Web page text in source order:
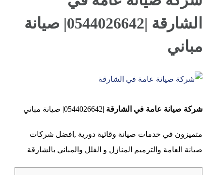
عجمانالشارقة |0544026642| صيانة
مباني
View
Image
شركة صيانة عامة في الشارقة |0544026642| صيانة مباني
متميزون في خدمات صيانة وقائية دورية ,افضل شركات
صيانة العامة والترميم المنازل و الفلل والمباني بالشارقة